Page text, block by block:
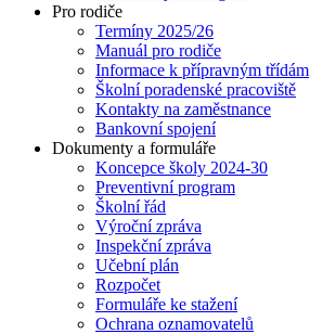
Pro rodiče
Termíny 2025/26
Manuál pro rodiče
Informace k přípravným třídám
Školní poradenské pracoviště
Kontakty na zaměstnance
Bankovní spojení
Dokumenty a formuláře
Koncepce školy 2024-30
Preventivní program
Školní řád
Výroční zpráva
Inspekční zpráva
Učební plán
Rozpočet
Formuláře ke stažení
Ochrana oznamovatelů